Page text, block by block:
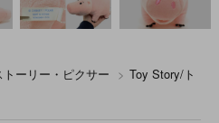
ーリー・ピクサー > Toy Story/ト